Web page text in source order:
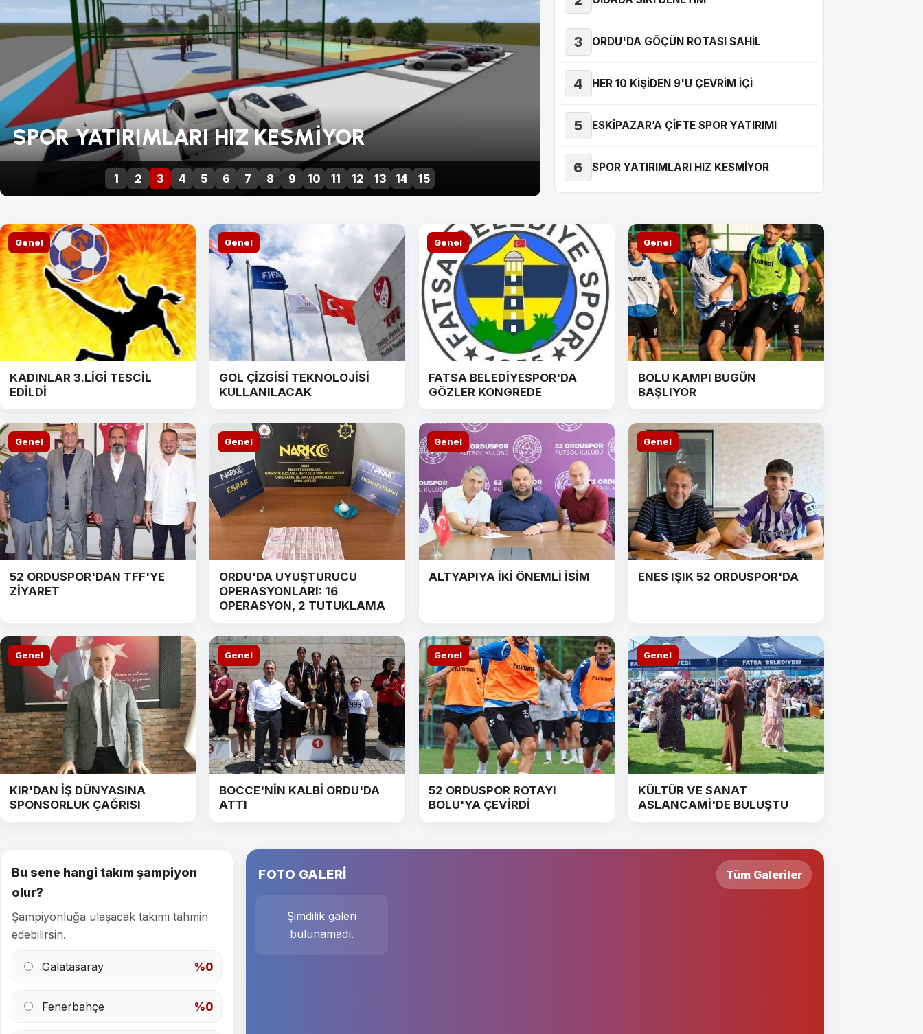
FINDIK ÜRETİCİLERİNE HASAT UYARISI
YAKALANDI
1 2 3 4 5 6 7 8 9 10 11 12 13 14 15
3 ORDU'DA GÖÇÜN ROTASI SAHİL
4 HER 10 KİŞİDEN 9'U ÇEVRİM İÇİ
5 ESKİPAZAR’A ÇİFTE SPOR YATIRIMI
6 SPOR YATIRIMLARI HIZ KESMİYOR
Genel
KADINLAR 3.LİGİ TESCİL
EDİLDİ
Genel
GOL ÇİZGİSİ TEKNOLOJİSİ
KULLANILACAK
Genel
FATSA BELEDİYESPOR'DA
GÖZLER KONGREDE
Genel
BOLU KAMPI BUGÜN
BAŞLIYOR
Genel
52 ORDUSPOR'DAN TFF'YE
ZİYARET
Genel
ORDU'DA UYUŞTURUCU
OPERASYONLARI: 16
OPERASYON, 2 TUTUKLAMA
Genel
ALTYAPIYA İKİ ÖNEMLİ İSİM
Genel
ENES IŞIK 52 ORDUSPOR'DA
Genel
KIR'DAN İŞ DÜNYASINA
SPONSORLUK ÇAĞRISI
Genel
BOCCE'NİN KALBİ ORDU'DA
ATTI
Genel
52 ORDUSPOR ROTAYI
BOLU'YA ÇEVİRDİ
Genel
KÜLTÜR VE SANAT
ASLANCAMİ'DE BULUŞTU
Bu sene hangi takım şampiyon
olur?
Şampiyonluğa ulaşacak takımı tahmin
edebilirsin.
Galatasaray %0
Fenerbahçe %0
FOTO GALERİ Tüm Galeriler
Şimdilik galeri
bulunamadı.